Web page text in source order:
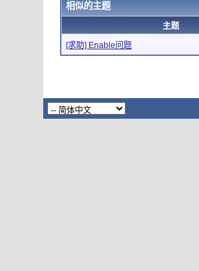
相似的主题
主题
[求助] Enable问题